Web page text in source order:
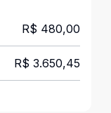
R$ 480,00
R$ 3.650,45